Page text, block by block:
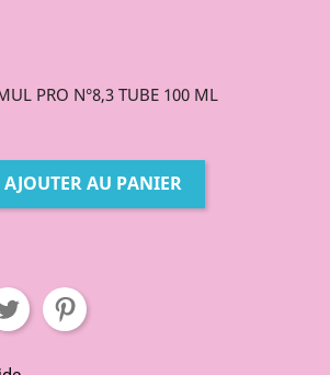
PRO N°8,3 TUBE 100 ML
AJOUTER AU PANIER